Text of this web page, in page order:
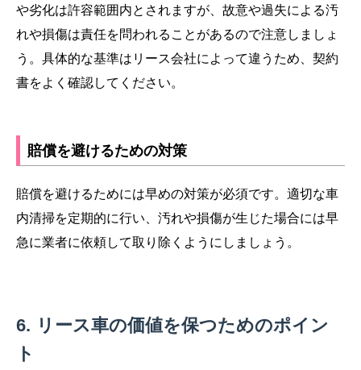
や劣化は許容範囲内とされますが、故意や過失による汚
れや損傷は責任を問われることがあるので注意しましょ
う。具体的な基準はリース会社によって違うため、契約
書をよく確認してください。
賠償を避けるための対策
賠償を避けるためには早めの対策が必須です。適切な車
内清掃を定期的に行い、汚れや損傷が生じた場合には早
急に業者に依頼して取り除くようにしましょう。
リース車の価値を保つためのポイン
ト